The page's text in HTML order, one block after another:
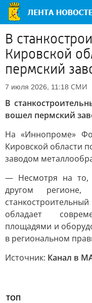
В
Кировской
пермский
7 июля 2026, 11:18 СМИ
В
вошел пермский
На «Иннопроме»
Кировской области
заводом
— Несмотря на то,
другом
обладает
площадями и
в региональном
Источник: Канал в
ТОП